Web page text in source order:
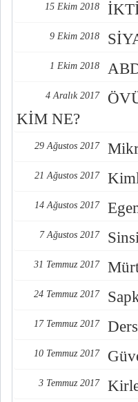
15 Ekim 2018
9 Ekim 2018
1 Ekim 2018
4 Aralık 2017
KİM NE?
29 Ağustos 2017
21 Ağustos 2017
14 Ağustos 2017
7 Ağustos 2017
31 Temmuz 2017
24 Temmuz 2017
17 Temmuz 2017
10 Temmuz 2017
3 Temmuz 2017